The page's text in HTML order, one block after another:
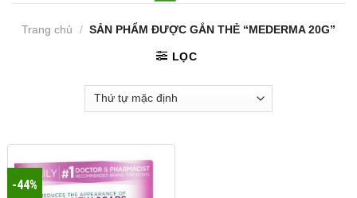
Trang chủ / SẢN PHẨM ĐƯỢC GẮN THẺ “MEDERMA 20G”
LỌC
-44%